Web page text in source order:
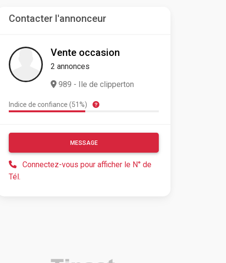
Contacter l'annonceur
Vente occasion
2 annonces
989 - Ile de clipperton
Indice de confiance (51%)
MESSAGE
Connectez-vous pour afficher le N° de
Tél.